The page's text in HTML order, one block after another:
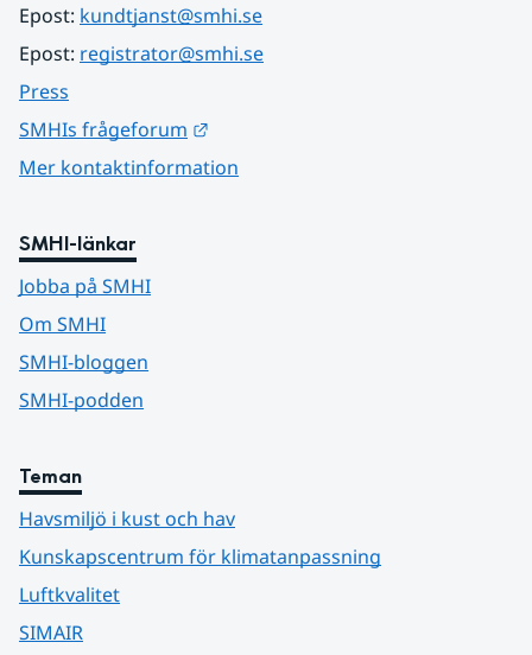
Epost: kundtjanst@smhi.se
Epost: registrator@smhi.se
Press
SMHIs frågeforum
Mer kontaktinformation
SMHI-länkar
Jobba på SMHI
Om SMHI
SMHI-bloggen
SMHI-podden
Teman
Havsmiljö i kust och hav
Kunskapscentrum för klimatanpassning
Luftkvalitet
SIMAIR